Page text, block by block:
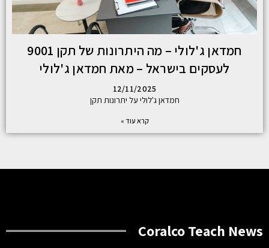
חמדאן ג'לולי – מה היתרונות של תקן 9001
לעסקים בישראל – מאת חמדאן ג'לולי
12/11/2025
חמדאן ג'לולי על יתרונות תקן
קרא עוד »
Coralco Teach News